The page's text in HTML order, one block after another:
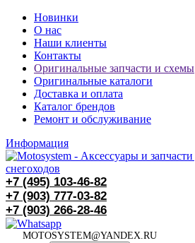
Новинки
О нас
Наши клиенты
Контакты
Оригинальные запчасти и схемы
Оригинальные каталоги
Доставка и оплата
Каталог брендов
Ремонт и обслуживание
Информация
+7 (495) 103-46-82
+7 (903) 777-03-82
+7 (903) 266-28-46
MOTOSYSTEM@YANDEX.RU